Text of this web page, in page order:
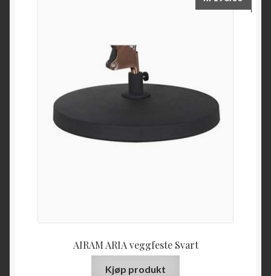
AIRAM ARIA veggfeste Svart
Kjøp produkt